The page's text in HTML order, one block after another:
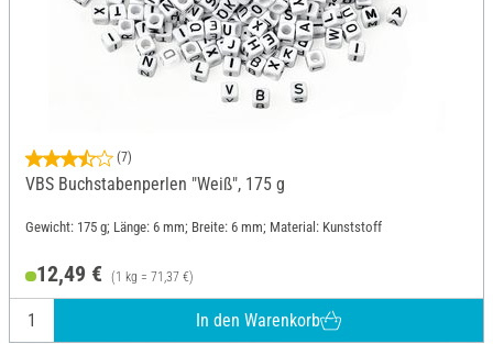
(7)
VBS Buchstabenperlen "Weiß", 175 g
Gewicht: 175 g; Länge: 6 mm; Breite: 6 mm; Material: Kunststoff
12,49 € (1 kg = 71,37 €)
In den Warenkorb